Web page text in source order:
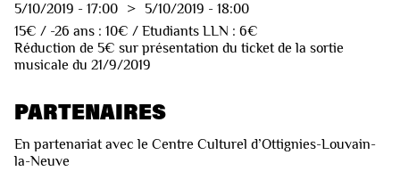
5/10/2019 - 17:00 > 5/10/2019 - 18:00
15€ / -26 ans : 10€ / Etudiants LLN : 6€
Réduction de 5€ sur présentation du ticket de la sortie
musicale du 21/9/2019
PARTENAIRES
En partenariat avec le Centre Culturel d’Ottignies-Louvain-
la-Neuve